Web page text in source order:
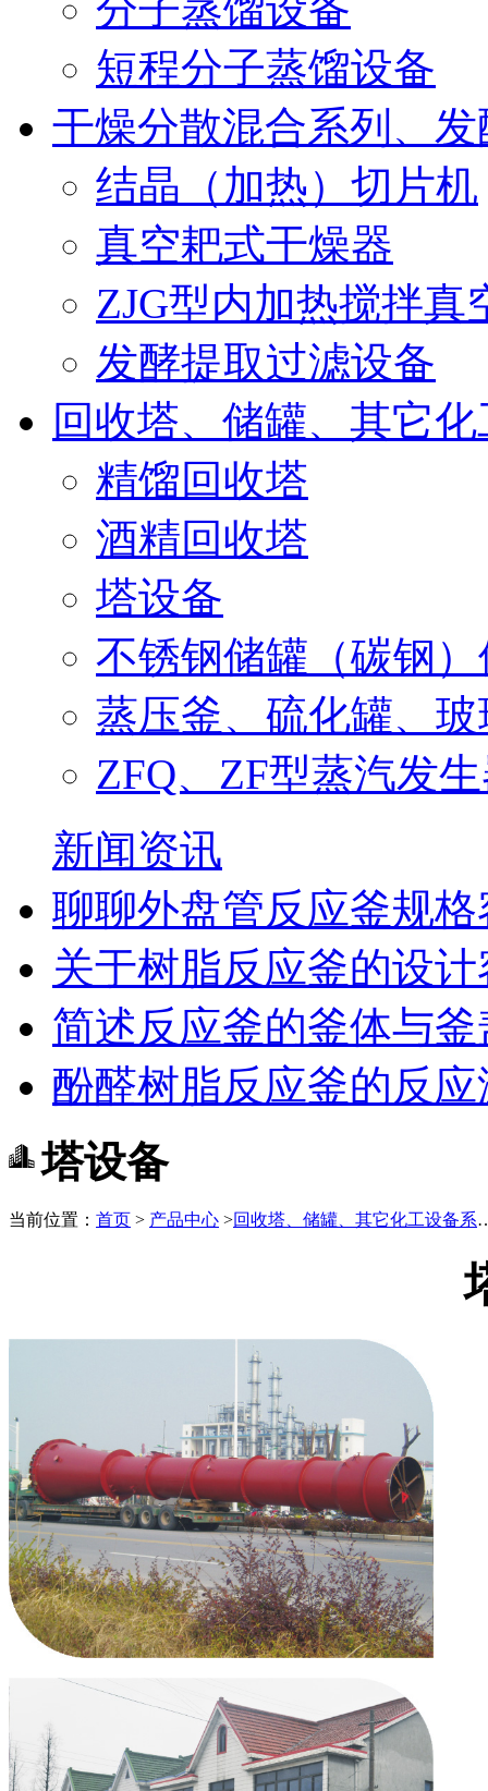
分子蒸馏设备
短程分子蒸馏设备
干燥分散混合系列、
结晶（加热）切片机
真空耙式干燥器
ZJG型内加热搅拌真
发酵提取过滤设备
回收塔、储罐、其它
精馏回收塔
酒精回收塔
塔设备
不锈钢储罐（碳钢
蒸压釜、硫化罐、
ZFQ、ZF型蒸汽发
新闻资讯
聊聊外盘管反应釜规
关于树脂反应釜的设
简述反应釜的釜体与釜
酚醛树脂反应釜的反
塔设备
当前位置： 首页 > 产品中心 >回收塔、储罐、其它化工设备系列